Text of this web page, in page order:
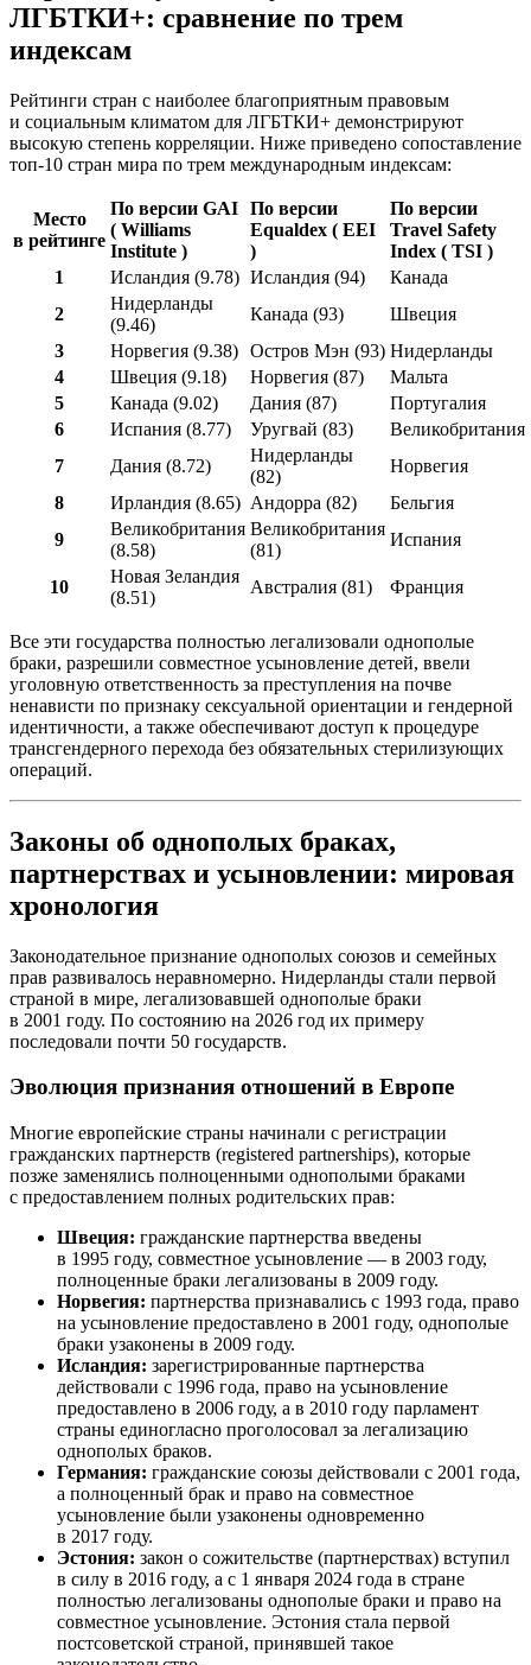
ЛГБТКИ+: сравнение по трем
индексам
Рейтинги стран с наиболее благоприятным правовым
и социальным климатом для ЛГБТКИ+ демонстрируют
высокую степень корреляции. Ниже приведено сопоставление
топ-10 стран мира по трем международным индексам:
Место
в рейтинге
По версии GAI
( Williams
Institute )
По версии
Equaldex ( EEI
)
По версии
Travel Safety
Index ( TSI )
1
Исландия (9.78) Исландия (94)
Канада
2
Нидерланды
(9.46)
Канада (93)
Швеция
3
Норвегия (9.38) Остров Мэн (93) Нидерланды
4
Швеция (9.18) Норвегия (87)
Мальта
5
Канада (9.02) Дания (87)
Португалия
6
Испания (8.77) Уругвай (83)
Великобритания
7
Дания (8.72)
Нидерланды
(82)
Норвегия
8
Ирландия (8.65) Андорра (82)
Бельгия
9
Великобритания
(8.58)
Великобритания
(81)
Испания
10
Новая Зеландия
(8.51)
Австралия (81) Франция
Все эти государства полностью легализовали однополые
браки, разрешили совместное усыновление детей, ввели
уголовную ответственность за преступления на почве
ненависти по признаку сексуальной ориентации и гендерной
идентичности, а также обеспечивают доступ к процедуре
трансгендерного перехода без обязательных стерилизующих
операций.
Законы об однополых браках,
партнерствах и усыновлении: мировая
хронология
Законодательное признание однополых союзов и семейных
прав развивалось неравномерно. Нидерланды стали первой
страной в мире, легализовавшей однополые браки
в 2001 году. По состоянию на 2026 год их примеру
последовали почти 50 государств.
Эволюция признания отношений в Европе
Многие европейские страны начинали с регистрации
гражданских партнерств (registered partnerships), которые
позже заменялись полноценными однополыми браками
с предоставлением полных родительских прав:
Швеция: гражданские партнерства введены
в 1995 году, совместное усыновление — в 2003 году,
полноценные браки легализованы в 2009 году.
Норвегия: партнерства признавались с 1993 года, право
на усыновление предоставлено в 2001 году, однополые
браки узаконены в 2009 году.
Исландия: зарегистрированные партнерства
действовали с 1996 года, право на усыновление
предоставлено в 2006 году, а в 2010 году парламент
страны единогласно проголосовал за легализацию
однополых браков.
Германия: гражданские союзы действовали с 2001 года,
а полноценный брак и право на совместное
усыновление были узаконены одновременно
в 2017 году.
Эстония: закон о сожительстве (партнерствах) вступил
в силу в 2016 году, а с 1 января 2024 года в стране
полностью легализованы однополые браки и право на
совместное усыновление. Эстония стала первой
постсоветской страной, принявшей такое